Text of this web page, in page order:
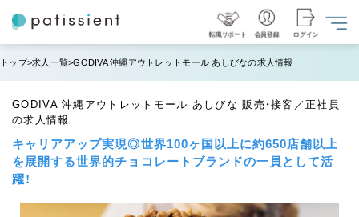
転職サポート 会員登録 ログイン
トップ 求人一覧 GODIVA 沖縄アウトレットモール あしびなの求人情報
GODIVA 沖縄アウトレットモール あしびな 販売・接客／正社員
の求人情報
キャリアアップ実現◎世界100ヶ国以上に約650店舗以上
を展開する世界的チョコレートブランドの一員として活
躍！